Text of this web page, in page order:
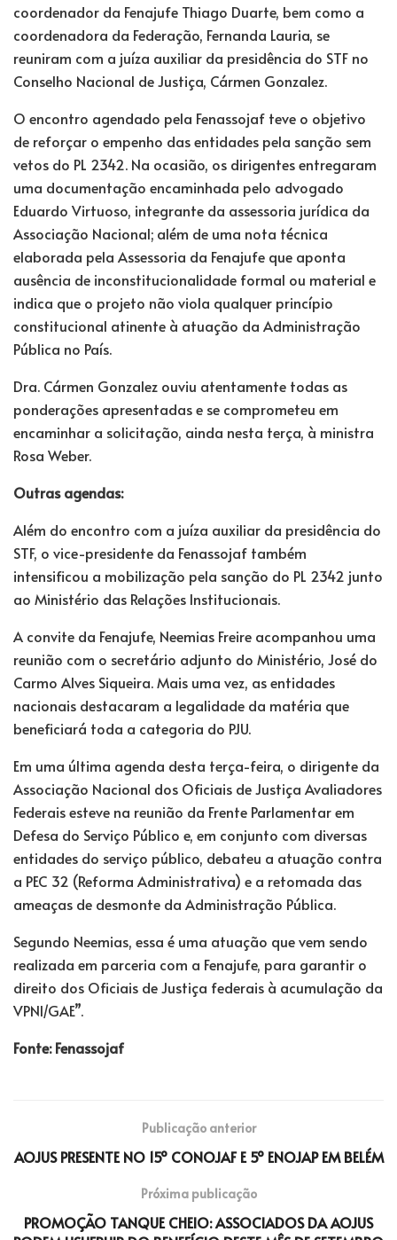
coordenador da Fenajufe Thiago Duarte, bem como a
coordenadora da Federação, Fernanda Lauria, se
reuniram com a juíza auxiliar da presidência do STF no
Conselho Nacional de Justiça, Cármen Gonzalez.
O encontro agendado pela Fenassojaf teve o objetivo
de reforçar o empenho das entidades pela sanção sem
vetos do PL 2342. Na ocasião, os dirigentes entregaram
uma documentação encaminhada pelo advogado
Eduardo Virtuoso, integrante da assessoria jurídica da
Associação Nacional; além de uma nota técnica
elaborada pela Assessoria da Fenajufe que aponta
ausência de inconstitucionalidade formal ou material e
indica que o projeto não viola qualquer princípio
constitucional atinente à atuação da Administração
Pública no País.
Dra. Cármen Gonzalez ouviu atentamente todas as
ponderações apresentadas e se comprometeu em
encaminhar a solicitação, ainda nesta terça, à ministra
Rosa Weber.
Outras agendas:
Além do encontro com a juíza auxiliar da presidência do
STF, o vice-presidente da Fenassojaf também
intensificou a mobilização pela sanção do PL 2342 junto
ao Ministério das Relações Institucionais.
A convite da Fenajufe, Neemias Freire acompanhou uma
reunião com o secretário adjunto do Ministério, José do
Carmo Alves Siqueira. Mais uma vez, as entidades
nacionais destacaram a legalidade da matéria que
beneficiará toda a categoria do PJU.
Em uma última agenda desta terça-feira, o dirigente da
Associação Nacional dos Oficiais de Justiça Avaliadores
Federais esteve na reunião da Frente Parlamentar em
Defesa do Serviço Público e, em conjunto com diversas
entidades do serviço público, debateu a atuação contra
a PEC 32 (Reforma Administrativa) e a retomada das
ameaças de desmonte da Administração Pública.
Segundo Neemias, essa é uma atuação que vem sendo
realizada em parceria com a Fenajufe, para garantir o
direito dos Oficiais de Justiça federais à acumulação da
VPNI/GAE”.
Fonte: Fenassojaf
Publicação anterior
AOJUS PRESENTE NO 15º CONOJAF E 5º ENOJAP EM BELÉM
Próxima publicação
PROMOÇÃO TANQUE CHEIO: ASSOCIADOS DA AOJUS